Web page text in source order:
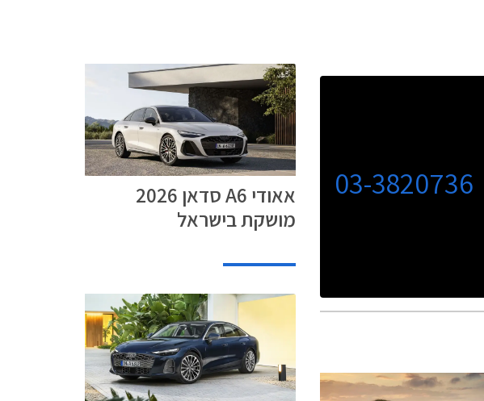
03-3820736
אאודי A6 סדאן 2026
מושקת בישראל